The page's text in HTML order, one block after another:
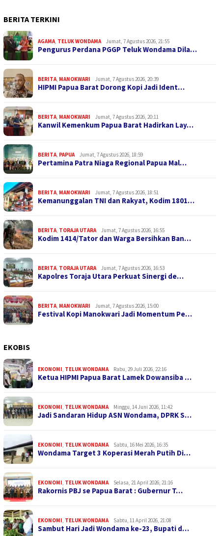
BERITA TERKINI
AGAMA TELUK WONDAMA Jumat, 7 Agustus 2026, 21:55
Pengurus Perdana PGGP Teluk Wondama Dila…
BERITA MANOKWARI Jumat, 7 Agustus 2026, 20:39
HIPMI Papua Barat Dorong Kopi Jadi Ident…
BERITA MANOKWARI Jumat, 7 Agustus 2026, 20:11
Kanwil Kemenkum Papua Barat Hadirkan Lay…
BERITA PAPUA Jumat, 7 Agustus 2026, 18:59
Pertamina Patra Niaga Regional Papua Mal…
BERITA MANOKWARI Jumat, 7 Agustus 2026, 18:51
Kemanunggalan TNI dan Rakyat, Kodim 1801…
BERITA TORAJA UTARA Jumat, 7 Agustus 2026, 16:55
Kodim 1414/Tator dan Warga Bersihkan Ban…
BERITA TORAJA UTARA Jumat, 7 Agustus 2026, 16:53
Kapolres Toraja Utara Perkuat Sinergi de…
BERITA MANOKWARI Jumat, 7 Agustus 2026, 15:00
Festival Kopi Manokwari Jadi Momentum Pe…
EKOBIS
EKONOMI TELUK WONDAMA Rabu, 29 Juli 2026, 22:16
Ketua HIPMI Papua Barat Lamek Dowansiba …
EKONOMI TELUK WONDAMA Minggu, 14 Juni 2026, 11:42
Jadi Sandaran Hidup ASN Wondama, DPRK S…
EKONOMI TELUK WONDAMA Sabtu, 16 Mei 2026, 16:35
Wondama Target 3 Koperasi Merah Putih Di…
EKONOMI TELUK WONDAMA Selasa, 21 April 2026, 21:16
Rakornis PBJ se Papua Barat : Gubernur T…
EKONOMI TELUK WONDAMA Sabtu, 11 April 2026, 21:08
Sambut Hari Jadi Wondama ke-23, Bupati d…